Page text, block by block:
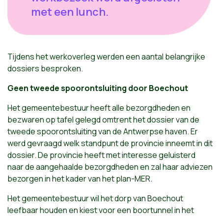
met een lunch.
Tijdens het werkoverleg werden een aantal belangrijke
dossiers besproken.
Geen tweede spoorontsluiting door Boechout
Het gemeentebestuur heeft alle bezorgdheden en
bezwaren op tafel gelegd omtrent het dossier van de
tweede spoorontsluiting van de Antwerpse haven. Er
werd gevraagd welk standpunt de provincie inneemt in dit
dossier. De provincie heeft met interesse geluisterd
naar de aangehaalde bezorgdheden en zal haar adviezen
bezorgen in het kader van het plan-MER.
Het gemeentebestuur wil het dorp van Boechout
leefbaar houden en kiest voor een boortunnel in het